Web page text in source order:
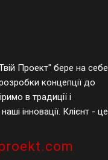
Проект" бере на себе
концепції до
в традиції і
інновації. Клієнт - це